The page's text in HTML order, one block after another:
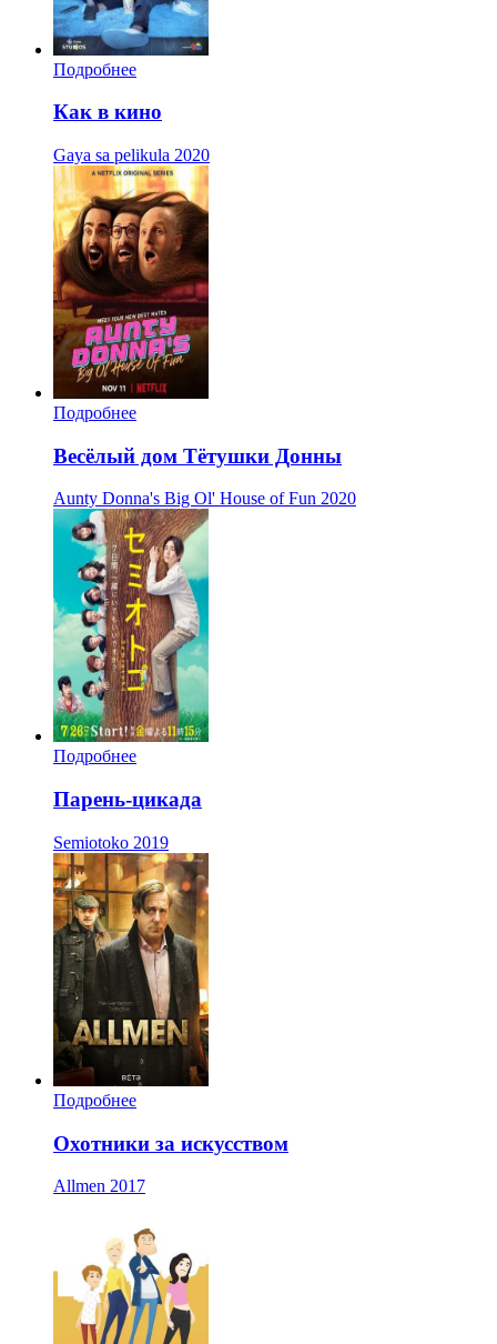
Подробнее
Как в кино
Gaya sa pelikula 2020
Подробнее
Весёлый дом Тётушки Донны
Aunty Donna's Big Ol' House of Fun 2020
Подробнее
Парень-цикада
Semiotoko 2019
Подробнее
Охотники за искусством
Allmen 2017